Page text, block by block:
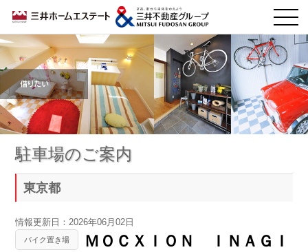
駐車場のご案内
東京都
情報更新日：2026年06月02日
バイク置き場
ＭＯＣＸＩＯＮ ＩＮＡＧＩ